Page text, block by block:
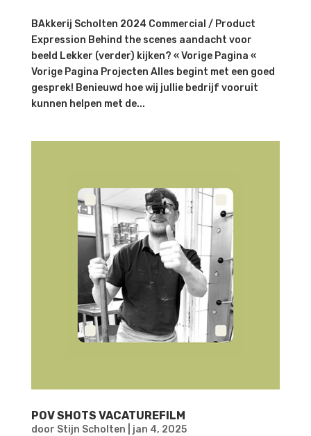
BAkkerij Scholten 2024 Commercial / Product
Expression Behind the scenes aandacht voor
beeld Lekker (verder) kijken? « Vorige Pagina «
Vorige Pagina Projecten Alles begint met een goed
gesprek! Benieuwd hoe wij jullie bedrijf vooruit
kunnen helpen met de...
POV SHOTS VACATUREFILM
door Stijn Scholten jan 4, 2025